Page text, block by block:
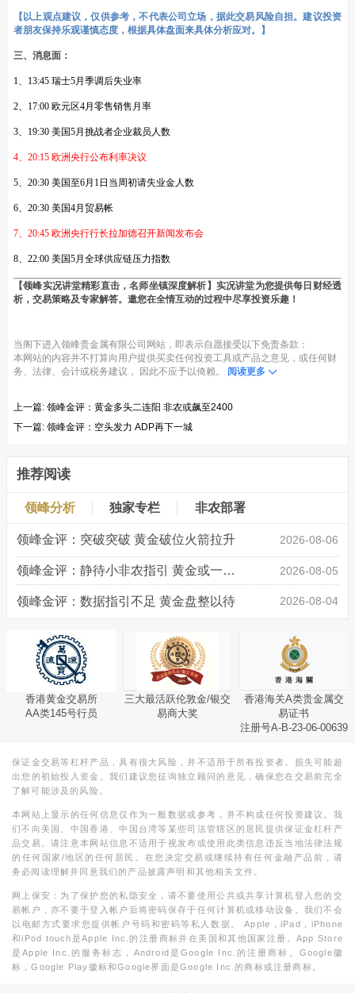
【以上观点建议，仅供参考，不代表公司立场，据此交易风险自担。建议投资
者朋友保持乐观谨慎态度，根据具体盘面来具体分析应对。】
三、消息面：
1、13:45 瑞士5月季调后失业率
2、17:00 欧元区4月零售销售月率
3、19:30 美国5月挑战者企业裁员人数
4、20:15 欧洲央行公布利率决议
5、20:30 美国至6月1日当周初请失业金人数
6、20:30 美国4月贸易帐
7、20:45 欧洲央行行长拉加德召开新闻发布会
8、22:00 美国5月全球供应链压力指数
【领峰实况讲堂精彩直击，名师坐镇深度解析】实况讲堂为您提供每日财经透
析，交易策略及专家解答。邀您在全情互动的过程中尽享投资乐趣！
当阁下进入领峰贵金属有限公司网站，即表示自愿接受以下免责条款：
本网站的内容并不打算向用户提供买卖任何投资工具或产品之意见，或任何财
务、法律、会计或税务建议， 因此不应予以倚赖。 阅读更多
上一篇: 领峰金评：黄金多头二连阳 非农或飙至2400
下一篇: 领峰金评：空头发力 ADP再下一城
推荐阅读
领峰分析 独家专栏 非农部署
领峰金评：突破突破 黄金破位火箭拉升 2026-08-06
领峰金评：静待小非农指引 黄金或一击破局 2026-08-05
领峰金评：数据指引不足 黄金盘整以待 2026-08-04
香港黄金交易所
AA类145号行员
三大最活跃伦敦金/银交
易商大奖
香港海关A类贵金属交
易证书
注册号A-B-23-06-00639
保证金交易等杠杆产品，具有很大风险，并不适用于所有投资者。损失可能超
出您的初始投入资金。我们建议您征询独立顾问的意见，确保您在交易前完全
了解可能涉及的风险。
本网站上显示的任何信息仅作为一般数据或参考，并不构成任何投资建议。我
们不向美国、中国香港、中国台湾等某些司法管辖区的居民提供保证金杠杆产
品交易。请注意本网站信息不适用于视发布或使用此类信息违反当地法律法规
的任何国家/地区的任何居民。在您决定交易或继续持有任何金融产品前，请
务必阅读理解并同意我们的产品披露声明和其他相关文件。
网上保安：为了保护您的私隐安全，请不要使用公共或共享计算机登入您的交
易帐户，亦不要于登入帐户后将密码保存于任何计算机或移动设备。我们不会
以电邮方式要求您提供帐户号码和密码等私人数据。 Apple，iPad，iPhone
和iPod touch是Apple Inc.的注册商标并在美国和其他国家注册。App Store
是Apple Inc.的服务标志，Android是Google Inc.的注册商标。Google徽
标，Google Play徽标和Google界面是Google Inc.的商标或注册商标。